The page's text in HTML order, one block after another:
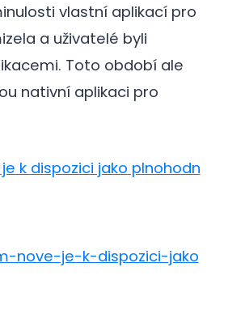
vlastní aplikací pro
a uživatelé byli
Toto období ale
nativní aplikaci pro
k dispozici jako plnohodn
nove-je-k-dispozici-jako